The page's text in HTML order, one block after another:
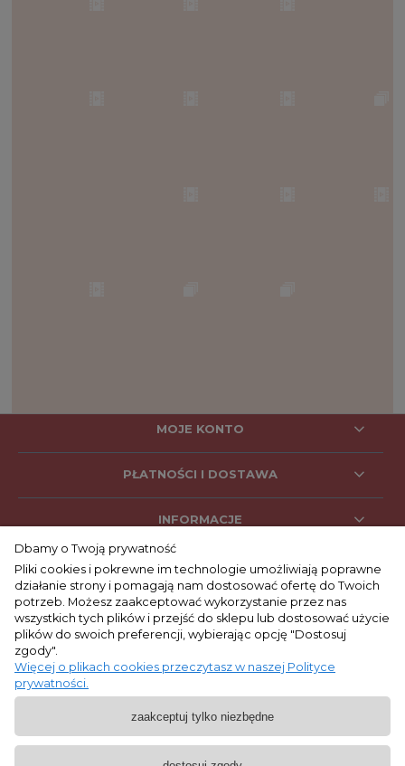
MOJE KONTO
PŁATNOŚCI I DOSTAWA
INFORMACJE
SOCIAL MEDIA
KONTAKT
+48 662 053 047
pon. - pt. 9:00 - 17:00
biuro@lepre.pl
Dbamy o Twoją prywatność
Pliki cookies i pokrewne im technologie umożliwiają poprawne
działanie strony i pomagają nam dostosować ofertę do Twoich
potrzeb. Możesz zaakceptować wykorzystanie przez nas
wszystkich tych plików i przejść do sklepu lub dostosować użycie
plików do swoich preferencji, wybierając opcję "Dostosuj
zgody".
Więcej o plikach cookies przeczytasz w naszej Polityce
prywatności.
zaakceptuj tylko niezbędne